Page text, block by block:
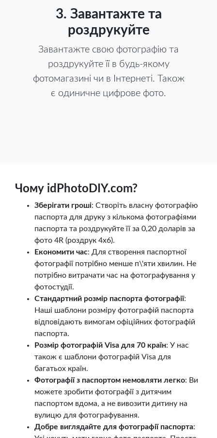
3. Завантажте та
роздрукуйте
Завантажте свою фотографію та
роздрукуйте її в будь-якому
фотомагазині чи в Інтернеті. Також
є одиничне цифрове фото.
Чому idPhotoDIY.com?
Зберігати гроші: Створіть власну фотографію
паспорта для друку з кількома фотографіями
паспорта та роздрукуйте її за 0,20 доларів за
фото 4R (роздрук 4х6).
Економити час: Для створення паспортної
фотографії потрібно менше п\'яти хвилин. Не
потрібно витрачати час на фотографування у
фотостудії.
Стандартний розмір паспорта фотографії:
Наші шаблони розміру фотографій паспорта
відповідають вимогам офіційних фотографій
паспорта.
Розмір фотографій Visa для 70 країн: У нас
також є шаблони фотографій Visa для
багатьох країн.
Фотографії з паспортом немовляти легко: Ви
можете зробити фотографії з дитячим
паспортом вдома, а не вивозити дитину на
вулицю для фотографування.
Добре виглядайте для фотографії паспорта: